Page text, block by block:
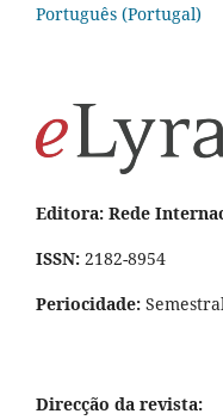
Português (Portugal)
Editora: Rede
ISSN: 2182-8954
Periocidade:
Direcção da revista: